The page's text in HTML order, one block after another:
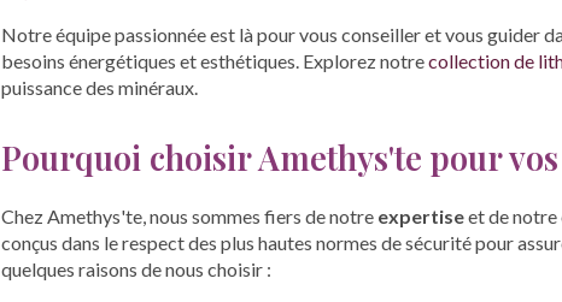
Notre équipe passionnée est là pour vous conseiller et vous guider
besoins énergétiques et esthétiques. Explorez notrecollection de
puissance des minéraux.
Pourquoi choisir Amethys'te pour
Chez Amethys'te, nous sommes fiers de notre expertiseet de notre
conçus dans le respect des plus hautes normes de sécurité pour
quelques raisons de nous choisir :